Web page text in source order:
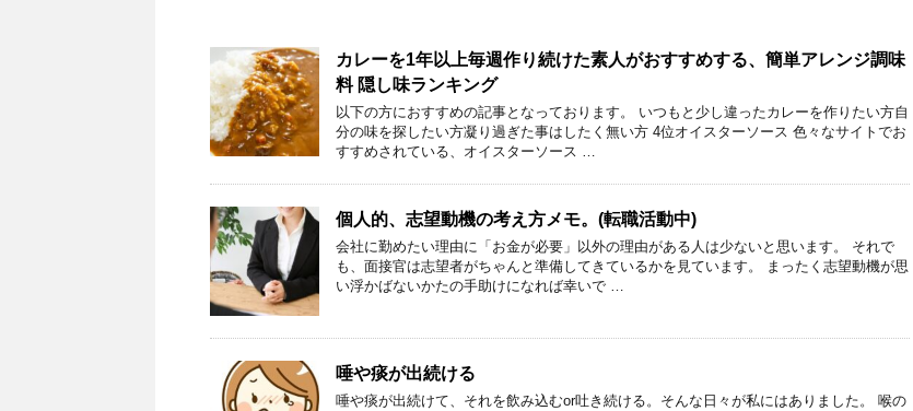
カレーを1年以上毎週作り続けた素人がおすすめする、簡単アレンジ調味
料 隠し味ランキング
以下の方におすすめの記事となっております。 いつもと少し違ったカレーを作りたい方自
分の味を探したい方凝り過ぎた事はしたく無い方 4位オイスターソース 色々なサイトでお
すすめされている、オイスターソース …
個人的、志望動機の考え方メモ。(転職活動中)
会社に勤めたい理由に「お金が必要」以外の理由がある人は少ないと思います。 それで
も、面接官は志望者がちゃんと準備してきているかを見ています。 まったく志望動機が思
い浮かばないかたの手助けになれば幸いで …
唾や痰が出続ける
唾や痰が出続けて、それを飲み込むor吐き続ける。そんな日々が私にはありました。 喉の